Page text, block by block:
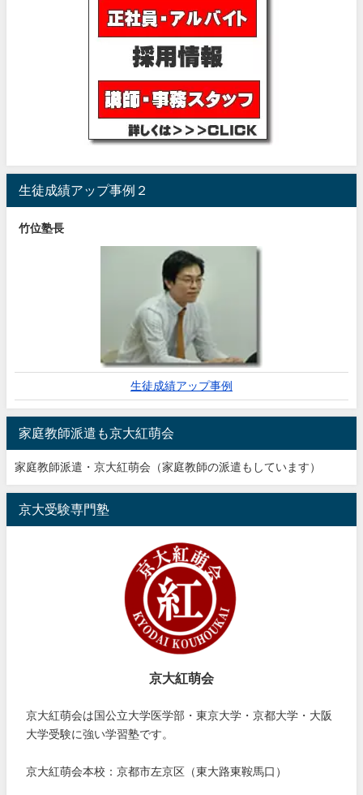
生徒成績アップ事例２
竹位塾長
生徒成績アップ事例
家庭教師派遣も京大紅萌会
家庭教師派遣・京大紅萌会（家庭教師の派遣もしています）
京大受験専門塾
京大紅萌会
京大紅萌会は国公立大学医学部・東京大学・京都大学・大阪
大学受験に強い学習塾です。
京大紅萌会本校：京都市左京区（東大路東鞍馬口）